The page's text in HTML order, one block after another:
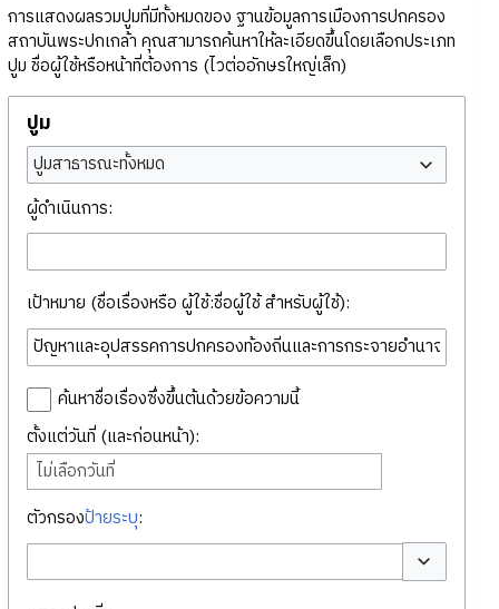
การแสดงผลรวมปูมที่มีทั้งหมดของ ฐานข้อมูลการเมืองการปกครอง
สถาบันพระปกเกล้า คุณสามารถค้นหาให้ละเอียดขึ้นโดยเลือกประเภท
ปูม ชื่อผู้ใช้หรือหน้าที่ต้องการ (ไวต่ออักษรใหญ่เล็ก)
ปูม
ปูมสาธารณะทั้งหมด
ผู้ดำเนินการ:
เป้าหมาย (ชื่อเรื่องหรือ ผู้ใช้:ชื่อผู้ใช้ สำหรับผู้ใช้):
ค้นหาชื่อเรื่องซึ่งขึ้นต้นด้วยข้อความนี้
ตั้งแต่วันที่ (และก่อนหน้า):
ไม่เลือกวันที่
ตัวกรองป้ายระบุ:
สลับตัวเลือก